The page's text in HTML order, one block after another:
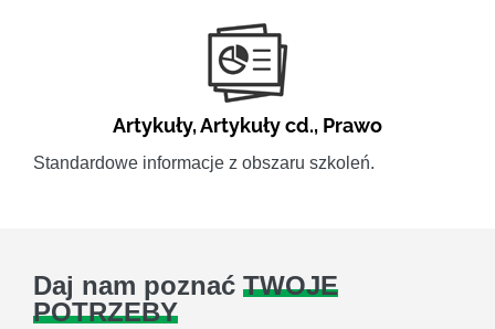
Artykuły,Artykuły cd., Prawo
Standardowe informacje z obszaru szkoleń.
Daj nam poznać TWOJE
POTRZEBY